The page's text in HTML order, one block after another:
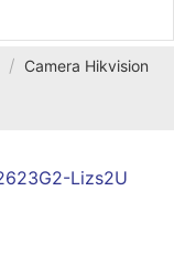
/ Camera Hikvision